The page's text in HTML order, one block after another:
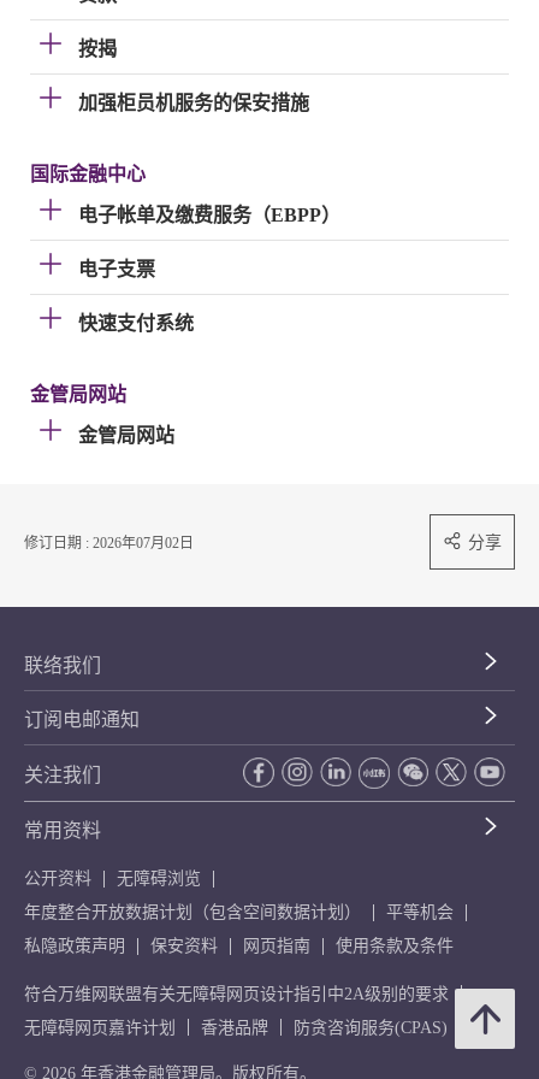
按揭
加强柜员机服务的保安措施
国际金融中心
电子帐单及缴费服务（EBPP）
电子支票
快速支付系统
金管局网站
金管局网站
修订日期 : 2026年07月02日 分享
联络我们
订阅电邮通知
关注我们
常用资料
公开资料
无障碍浏览
年度整合开放数据计划（包含空间数据计划）
平等机会
私隐政策声明
保安资料 网页指南 使用条款及条件
符合万维网联盟有关无障碍网页设计指引中2A级别的要求
无障碍网页嘉许计划
香港品牌 防贪咨询服务(CPAS)
© 2026 年香港金融管理局。版权所有。